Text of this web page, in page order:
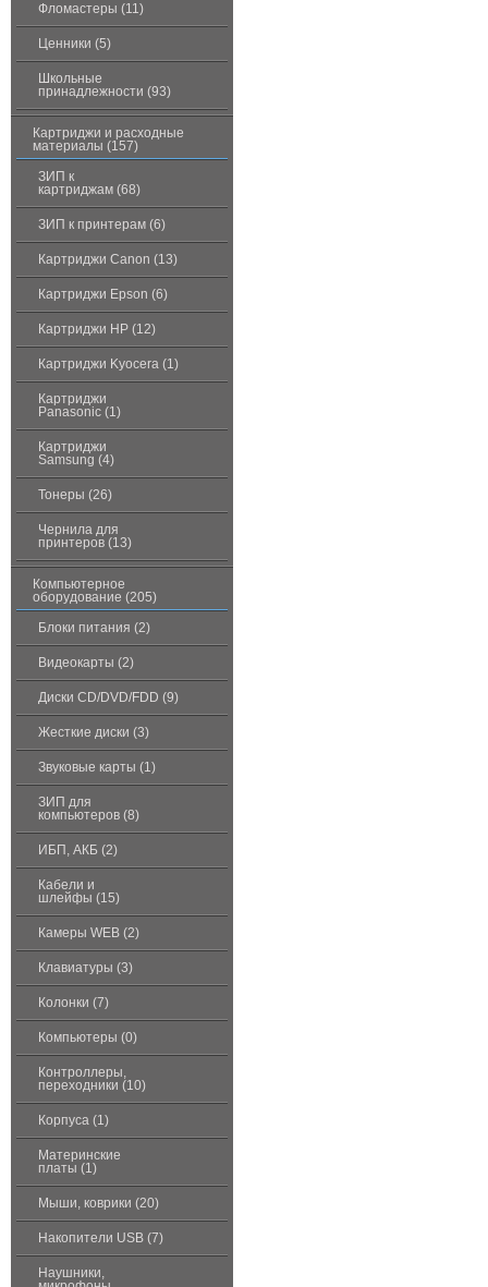
Фломастеры (11)
Ценники (5)
Школьные
принадлежности (93)
Картриджи и расходные
материалы (157)
ЗИП к
картриджам (68)
ЗИП к принтерам (6)
Картриджи Canon (13)
Картриджи Epson (6)
Картриджи HP (12)
Картриджи Kyocera (1)
Картриджи
Panasonic (1)
Картриджи
Samsung (4)
Тонеры (26)
Чернила для
принтеров (13)
Компьютерное
оборудование (205)
Блоки питания (2)
Видеокарты (2)
Диски CD/DVD/FDD (9)
Жесткие диски (3)
Звуковые карты (1)
ЗИП для
компьютеров (8)
ИБП, АКБ (2)
Кабели и
шлейфы (15)
Камеры WEB (2)
Клавиатуры (3)
Колонки (7)
Компьютеры (0)
Контроллеры,
переходники (10)
Корпуса (1)
Материнские
платы (1)
Мыши, коврики (20)
Накопители USB (7)
Наушники,